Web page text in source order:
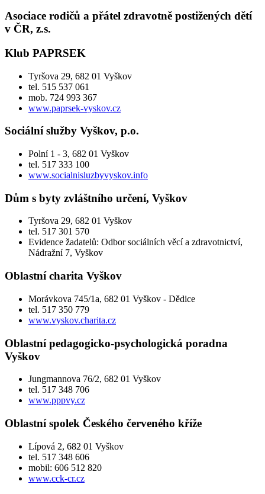
Asociace rodičů a přátel zdravotně postižených dětí
v ČR, z.s.
Klub PAPRSEK
Tyršova 29, 682 01 Vyškov
tel. 515 537 061
mob. 724 993 367
www.paprsek-vyskov.cz
Sociální služby Vyškov, p.o.
Polní 1 - 3, 682 01 Vyškov
tel. 517 333 100
www.socialnisluzbyvyskov.info
Dům s byty zvláštního určení, Vyškov
Tyršova 29, 682 01 Vyškov
tel. 517 301 570
Evidence žadatelů: Odbor sociálních věcí a zdravotnictví,
Nádražní 7, Vyškov
Oblastní charita Vyškov
Morávkova 745/1a, 682 01 Vyškov - Dědice
tel. 517 350 779
www.vyskov.charita.cz
Oblastní pedagogicko-psychologická poradna
Vyškov
Jungmannova 76/2, 682 01 Vyškov
tel. 517 348 706
www.pppvy.cz
Oblastní spolek Českého červeného kříže
Lípová 2, 682 01 Vyškov
tel. 517 348 606
mobil: 606 512 820
www.cck-cr.cz